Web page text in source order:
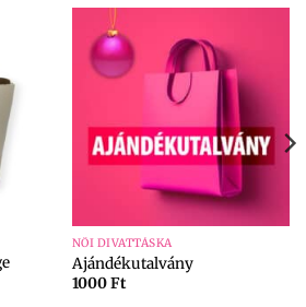
NŐI DIVATTÁSKA
Ajándékutalvány
1000Ft